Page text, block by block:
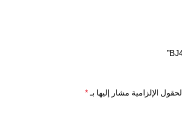
الحقول الإلزامية مشار إليها بـ *